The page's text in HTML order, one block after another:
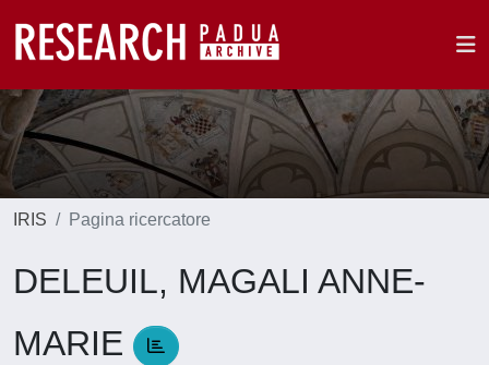
IRIS Pagina ricercatore
DELEUIL, MAGALI ANNE-
MARIE